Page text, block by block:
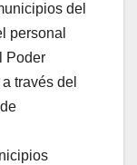
del
personal
Poder
través del